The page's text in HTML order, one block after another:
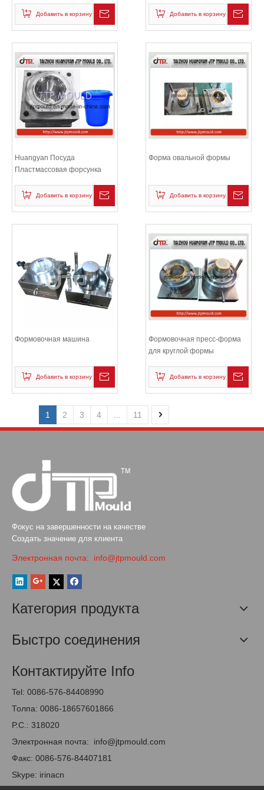
Добавить в корзину Добавить в корзину
Huangyan Посуда
Пластмассовая форсунка
Добавить в корзину
Форма овальной формы
Добавить в корзину
Формовочная машина
Добавить в корзину
Формовочная пресс-форма
для круглой формы
Добавить в корзину
1 2 3 4 11
Фокус на завершенности на качестве
Создать значение для клиента
Электронная почта: info@jtpmould.com
Категория продукта
Быстро соединения
Контактируйте Info
Tel: 0086-576-84408990
Толпа: 0086-18657601866
P.C.: 318020
Электронная почта: info@jtpmould.com
Факс: 0086-576-84407181
Skype: irinacn